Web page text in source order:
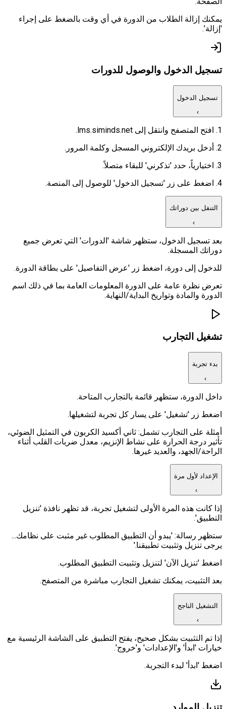
يمكنك إزالة الطلاب من الدورة في أي وقت بالضغط على إجراء
'إزالة'.
تسجيل الدخول والوصول للدورات
تسجيل الدخول
›
1. افتح المتصفح وانتقل إلى lms.siminds.net.
2. أدخل بريدك الإلكتروني المسجل وكلمة المرور.
3. اختيارياً، حدد 'تذكرني' للبقاء متصلاً.
4. اضغط على زر 'تسجيل الدخول' للوصول إلى المنصة.
التنقل بين دوراتك
›
بعد تسجيل الدخول، ستظهر شاشة 'الدورات' التي تعرض جميع
دوراتك المسجلة.
للدخول إلى دورة، اضغط زر 'عرض التفاصيل' على بطاقة الدورة.
تعرض نظرة عامة على الدورة المعلومات العامة بما في ذلك اسم
الدورة والمادة وتواريخ البداية/النهاية.
تشغيل التجارب
بدء تجربة
›
داخل الدورة، ستظهر قائمة بالتجارب المتاحة.
اضغط زر 'تشغيل' على يسار كل تجربة لتشغيلها.
أمثلة على التجارب تشمل: ثاني أكسيد الكربون في التمثيل الضوئي،
تأثير درجة الحرارة على نشاط الإنزيم، معدل ضربات القلب أثناء
الراحة/الجهد، والعديد غيرها.
الإعداد لأول مرة
›
إذا كانت هذه المرة الأولى لتشغيل تجربة، قد تظهر نافذة 'تنزيل
التطبيق'.
ستظهر رسالة: 'يبدو أن التطبيق المطلوب غير مثبت على نظامك...
يرجى تنزيل وتثبيت تطبيقنا.'
اضغط 'تنزيل الآن' لتنزيل وتثبيت التطبيق المطلوب.
بعد التثبيت، يمكنك تشغيل التجارب مباشرة من المتصفح.
التشغيل الناجح
›
إذا تم التثبيت بشكل صحيح، يفتح التطبيق على الشاشة الرئيسية مع
خيارات 'ابدأ' و'الإعدادات' و'خروج'.
اضغط 'ابدأ' لبدء التجربة.